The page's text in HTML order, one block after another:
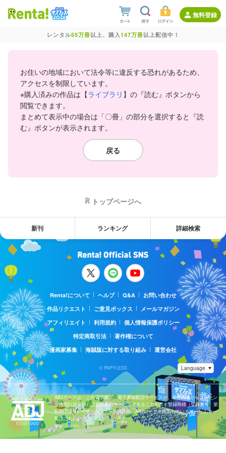
無料登録
レンタル55万冊以上、購入147万冊以上配信中！
お住いの地域において法令等に違反する恐れがあるため、
アクセスを制限しています。
※購入済みの作品は【ライブラリ 】の『読む』ボタンから
閲覧できます。
まとめて表示中の場合は「〇冊」の部分を選択すると『読
む』ボタンが表示されます。
戻る
トップページへ
新刊 ランキング 詳細検索
Renta!について ヘルプ Q&A
お問い合わせ
作品リクエスト
ご意見ボックス
メールマガジン
アフィリエイト
利用規約
個人情報保護ポリシー
特定商取引法
著作権について
漫画家募集
海賊版に対する取り組み 運営会社
© PAPYLESS
ABJマークは、この電子書店・電子書籍配信サービスが、著作権者からコンテン
ツ使用許諾を得た正規版配信サービスであることを示す登録商標（登録番号 第
6091713号）です。ABJマークの詳細、ABJマークを掲示しているサービスの一
覧はこちら。
https://aebs.or.jp